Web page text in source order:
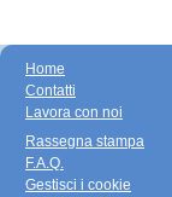
Home
Contatti
Lavora con noi
Rassegna stampa
F.A.Q.
Gestisci i cookie